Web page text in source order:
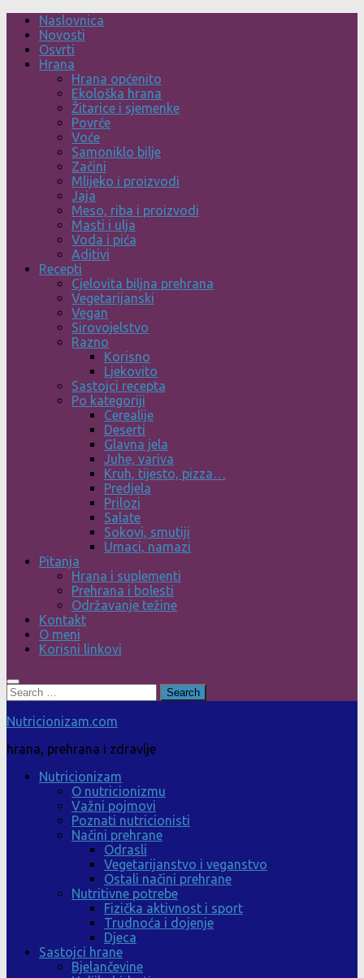
Skip
content
Naslovnica
Novosti
Osvrti
Hrana
Hrana općenito
Ekološka hrana
Žitarice i sjemenke
Povrće
Voće
Samoniklo bilje
Začini
Mlijeko i proizvodi
Jaja
Meso, riba i proizvodi
Masti i ulja
Voda i pića
Aditivi
Recepti
Cjelovita biljna prehrana
Vegetarijanski
Vegan
Sirovojelstvo
Razno
Korisno
Ljekovito
Sastojci recepta
Po kategoriji
Cerealije
Deserti
Glavna jela
Juhe, variva
Kruh, tijesto, pizza…
Predjela
Prilozi
Salate
Sokovi, smutiji
Umaci, namazi
Pitanja
Hrana i suplementi
Prehrana i bolesti
Održavanje težine
Kontakt
O meni
Korisni linkovi
Search
for:
Nutricionizam.com
hrana, prehrana i zdravlje
Nutricionizam
O nutricionizmu
Važni pojmovi
Poznati nutricionisti
Načini prehrane
Odrasli
Vegetarijanstvo i veganstvo
Ostali načini prehrane
Nutritivne potrebe
Fizička aktivnost i sport
Trudnoća i dojenje
Djeca
Sastojci hrane
Bjelančevine